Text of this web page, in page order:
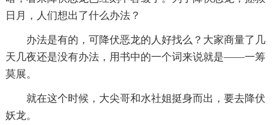
日月，人们想出了什么办法？
办法是有的，可降伏恶龙的人好找么？大家商量了几
天几夜还是没有办法，用书中的一个词来说就是——一筹
莫展。
就在这个时候，大尖哥和水社姐挺身而出，要去降伏
妖龙。